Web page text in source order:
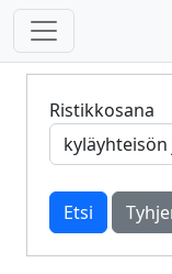
Ristikkosana